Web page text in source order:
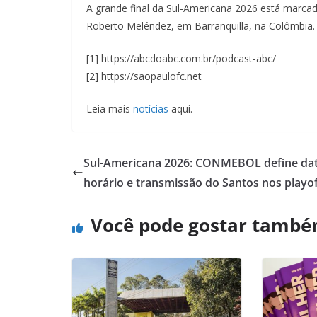
A grande final da Sul-Americana 2026 está
Roberto Meléndez, em Barranquilla, na Colômbia.
[1] https://abcdoabc.com.br/podcast-abc/
[2] https://saopaulofc.net
Leia mais notícias aqui.
Sul-Americana 2026: CONMEBOL define
horário e transmissão do Santos nos
Você pode gostar